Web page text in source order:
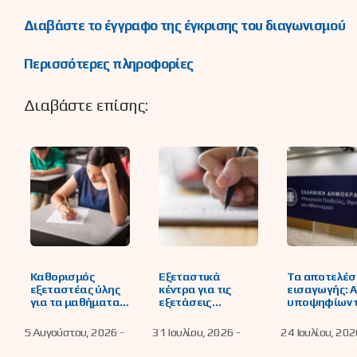
Διαβάστε το έγγραφο της έγκρισης του διαγωνισμού
Περισσότερες πληροφορίες
Διαβάστε επίσης:
Καθορισμός
εξεταστέας ύλης
για τα μαθήματα
τάξεων Γενικού
Λυκείου που
5 Αυγούστου, 2026 -
Εξεταστικά
κέντρα για τις
εξετάσεις
ειδικής
κατηγορίας
31 Ιουλίου, 2026 -
Τα
εισαγωγής:
υποψηφίων
εξετάσεων
2026 στην
24 Ιουλίου,